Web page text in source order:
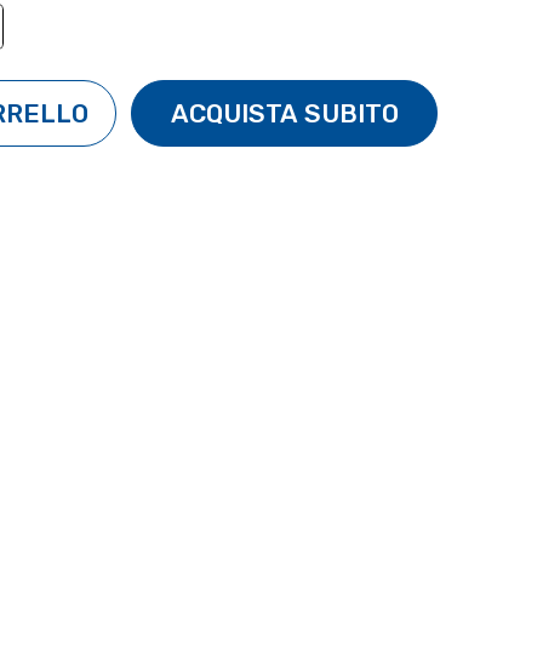
QUANTITÀ: